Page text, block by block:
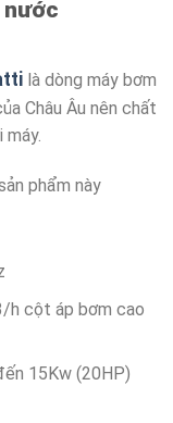
nước
là dòng máy bơm
Châu Âu nên chất
máy.
phẩm này
h cột áp bơm cao
15Kw (20HP)